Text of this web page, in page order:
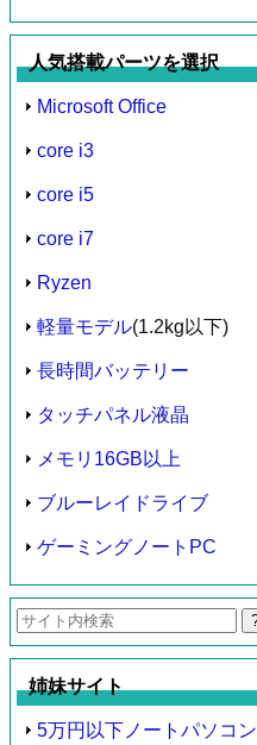
人気搭載パーツを選択
Microsoft Office
core i3
core i5
core i7
Ryzen
軽量モデル(1.2kg以下)
長時間バッテリー
タッチパネル液晶
メモリ16GB以上
ブルーレイドライブ
ゲーミングノートPC
検
索:
姉妹サイト
5万円以下ノートパソコン